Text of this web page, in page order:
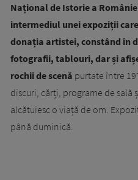
Național de Istorie a
intermediul unei expoziții
donația artistei, constând în
fotografii, tablouri, dar și
rochii de scenă purtate între
discuri, cărți, programe de sală
alcătuiesc o viață de om.
până duminică.